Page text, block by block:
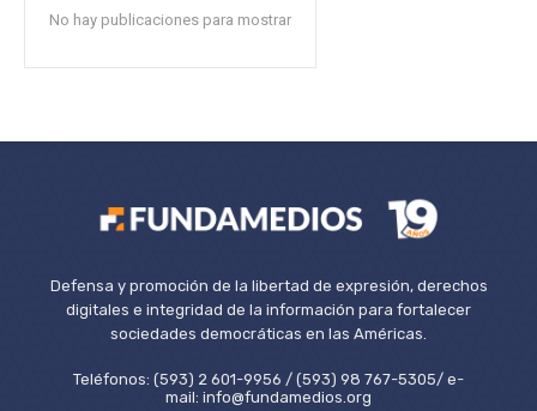
No hay publicaciones para mostrar
Defensa y promoción de la libertad de expresión, derechos
digitales e integridad de la información para fortalecer
sociedades democráticas en las Américas.
Teléfonos: (593) 2 601-9956 / (593) 98 767-5305/ e-
mail: info@fundamedios.org